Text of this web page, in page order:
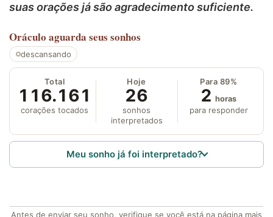
suas orações já são agradecimento suficiente.
Oráculo aguarda seus sonhos
descansando
Total
116.161
corações tocados
Hoje
26
sonhos
interpretados
Para 89%
2 horas
para responder
Meu sonho já foi interpretado?
Antes de enviar seu sonho, verifique se você está na página mais